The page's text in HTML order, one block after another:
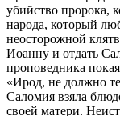
убийство пророка,
народа, который
неосторожной
Иоанну и отдать
проповедника
«Ирод, не должно
Саломия взяла
своей матери.